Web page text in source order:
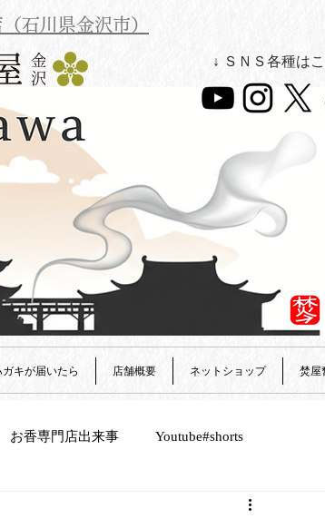
石川県金沢市）
↓ ＳＮＳ各種は
キが届いたら 店舗概要 ネットショップ 焚屋
お香専門店出来事 Youtube#shorts